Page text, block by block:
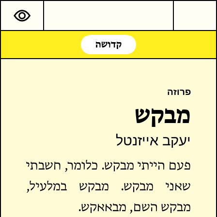
פרוזה
מבקש
יעקב אייזנטל
פעם הייתי מבקש. כלומר, חשבתי
שאני מבקש. מבקש במלעיל,
מבקש השם, מבאאקש.
קדושה